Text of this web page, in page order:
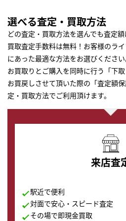
選べる査定・買取方法
どの査定・買取方法を選んでも査定額
買取査定手数料は無料！お客様のラ
にあった最適な方法をお選びください
お買取りとご購入を同時に行う「下
お買戻しさせて頂いた際の「査定額
定・買取方法でご利用頂けます。
来店査
駅近で便利
対面で安心・スピード査定
その場で即現金買取